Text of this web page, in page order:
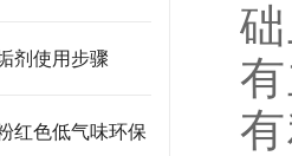
剂使用步骤
红色低气味环保